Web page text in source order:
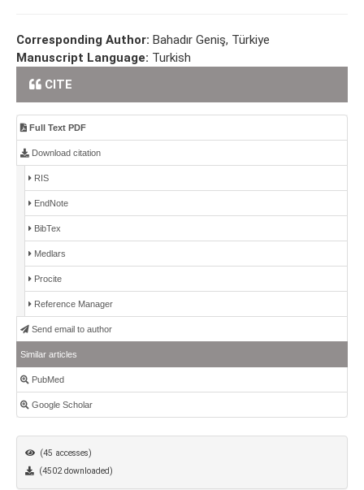
Corresponding Author: Bahadır Geniş, Türkiye
Manuscript Language: Turkish
CITE
Full Text PDF
Download citation
RIS
EndNote
BibTex
Medlars
Procite
Reference Manager
Send email to author
Similar articles
PubMed
Google Scholar
(45 accesses)
(4502 downloaded)